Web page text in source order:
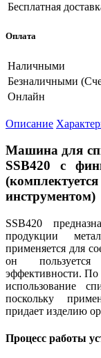
Бесплатная
Оплата
Наличными
Безналичными
Онлайн
Описание
Машина для
SSB420 с
инструментом)
SSB420
продукции
применяется для
он пользуется
эффективности.
использование
поскольку
придает изделию
Процесс работы